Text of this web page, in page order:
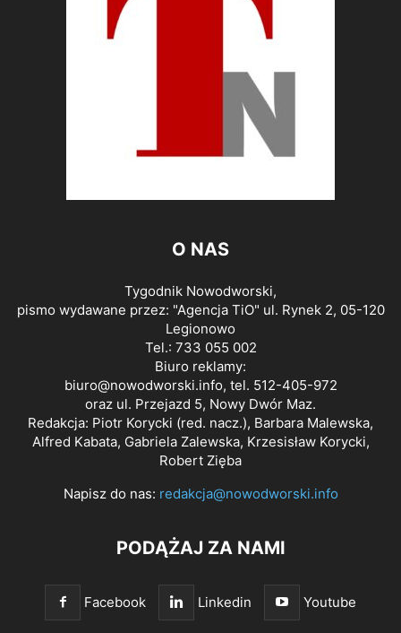
O NAS
Tygodnik Nowodworski,
pismo wydawane przez: "Agencja TiO" ul. Rynek 2, 05-120
Legionowo
Tel.: 733 055 002
Biuro reklamy:
biuro@nowodworski.info, tel. 512-405-972
oraz ul. Przejazd 5, Nowy Dwór Maz.
Redakcja: Piotr Korycki (red. nacz.), Barbara Malewska,
Alfred Kabata, Gabriela Zalewska, Krzesisław Korycki,
Robert Zięba
Napisz do nas: redakcja@nowodworski.info
PODĄŻAJ ZA NAMI
Facebook Linkedin Youtube